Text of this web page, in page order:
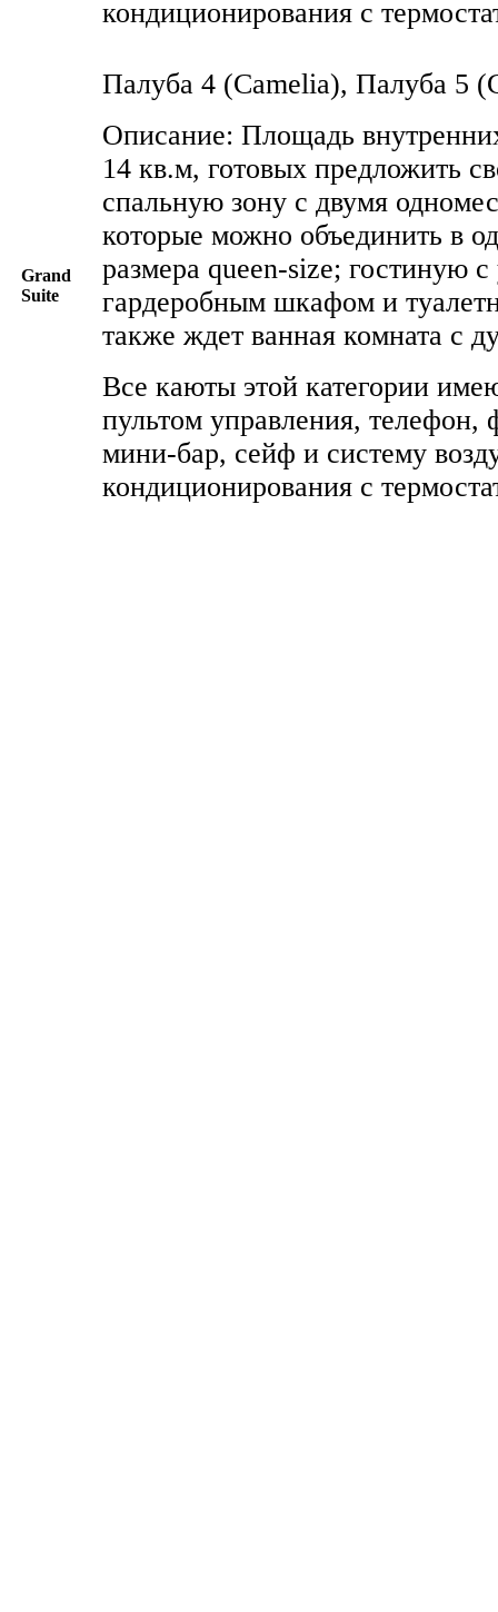
кондиционирования с
Grand
Suite
Палуба 4 (Camelia), Палуба 5
Описание: Площадь
14 кв.м, готовых предложить
спальную зону с двумя
которые можно объединить в
размера queen-size; гостиную
гардеробным шкафом и
также ждет ванная комната с
Все каюты этой категории
пультом управления, телефон,
мини-бар, сейф и систему
кондиционирования с